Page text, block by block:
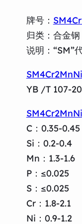
牌号：
归类：合金钢
说明：“SM”
SM4Cr2MnNi
YB /T 107-
SM4Cr2MnNi
C：0.35-0.45
Si：0.2-0.4
Mn：1.3-1.6
P：≤0.025
S：≤0.025
Cr：1.8-2.1
Ni：0.9-1.2